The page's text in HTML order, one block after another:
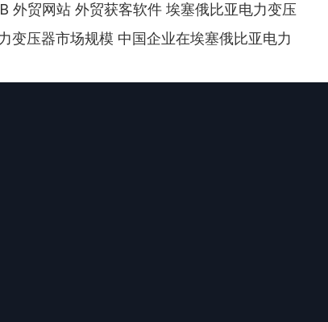
外贸网站 外贸获客软件 埃塞俄比亚电力变压
变压器市场规模 中国企业在埃塞俄比亚电力